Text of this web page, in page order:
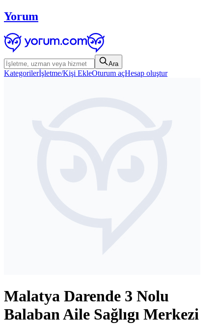
Yorum
Ara
Kategorilerİşletme/Kişi EkleOturum açHesap oluştur
Malatya Darende 3 Nolu
Balaban Aile Sağlıgı Merkezi